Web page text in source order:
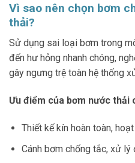
Vì sao nên chọn bơm
thải?
Sử dụng sai loại bơm trong
đến hư hỏng nhanh chóng,
gây ngưng trệ toàn hệ thống
Ưu điểm của bơm nước thải
Thiết kế kín hoàn toàn,
Cánh bơm chống tắc, xử lý